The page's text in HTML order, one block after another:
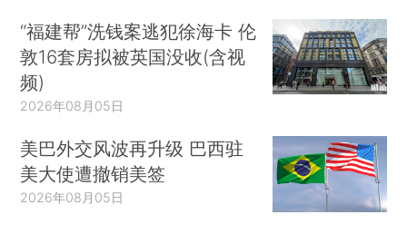
“福建帮”洗钱案逃犯徐海卡 伦
敦16套房拟被英国没收(含视
频)
2026年08月05日
美巴外交风波再升级 巴西驻
美大使遭撤销美签
2026年08月05日